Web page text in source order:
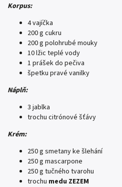
Korpus:
4 vajíčka
200 g cukru
200 g polohrubé mouky
10 lžic teplé vody
1 prášek do pečiva
špetku pravé vanilky
Náplň:
3 jablka
trochu citrónové šťávy
Krém:
250 g smetany ke šlehání
250 g mascarpone
250 g tučného tvarohu
trochu medu ZEZEM